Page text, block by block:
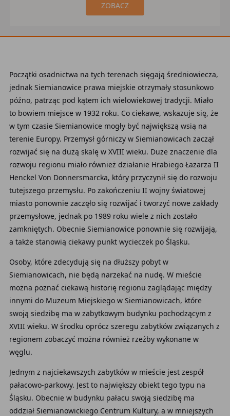
ZOBACZ
Początki osadnictwa na tych terenach sięgają średniowiecza,
jednak Siemianowice prawa miejskie otrzymały stosunkowo
późno, patrząc pod kątem ich wielowiekowej tradycji. Miało
to bowiem miejsce w 1932 roku. Co ciekawe, wskazuje się, że
w tym czasie Siemianowice mogły być największą wsią na
terenie Europy. Przemysł górniczy w Siemianowicach zaczął
rozwijać się na dużą skalę w XVIII wieku. Duże znaczenie dla
rozwoju regionu miało również działanie Hrabiego Łazarza II
Henckel Von Donnersmarcka, który przyczynił się do rozwoju
tutejszego przemysłu. Po zakończeniu II wojny światowej
miasto ponownie zaczęło się rozwijać i tworzyć nowe zakłady
przemysłowe, jednak po 1989 roku wiele z nich zostało
zamkniętych. Obecnie Siemianowice ponownie się rozwijają,
a także stanowią ciekawy punkt wycieczek po Śląsku.
Osoby, które zdecydują się na dłuższy pobyt w
Siemianowicach, nie będą narzekać na nudę. W mieście
można poznać ciekawą historię regionu zaglądając między
innymi do Muzeum Miejskiego w Siemianowicach, które
swoją siedzibę ma w zabytkowym budynku pochodzącym z
XVIII wieku. W środku oprócz szeregu zabytków związanych z
regionem zobaczyć można również rzeźby wykonane w
węglu.
Jednym z najciekawszych zabytków w mieście jest zespół
pałacowo-parkowy. Jest to największy obiekt tego typu na
Śląsku. Obecnie w budynku pałacu swoją siedzibę ma
oddział Siemianowickiego Centrum Kultury, a w mniejszych